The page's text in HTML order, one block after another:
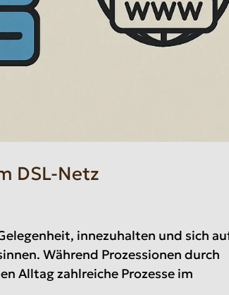
DSL-Netz
innezuhalten und sich
Während Prozessionen durch
Alltag zahlreiche Prozesse im